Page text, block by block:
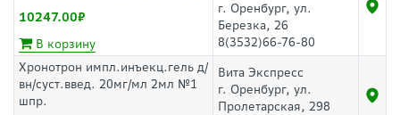
10247.00
В корзину
г. Оренбург, ул.
Березка, 26
8(3532)66-76-80
Хронотрон импл.инъекц.гель д/
вн/суст.введ. 20мг/мл 2мл №1
шпр.
Вита Экспресс
г. Оренбург, ул.
Пролетарская, 298